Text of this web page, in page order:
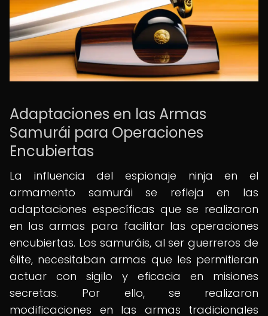
Adaptaciones en las Armas
Samurái para Operaciones
Encubiertas
La influencia del espionaje ninja en el
armamento samurái se refleja en las
adaptaciones específicas que se realizaron
en las armas para facilitar las operaciones
encubiertas. Los samuráis, al ser guerreros de
élite, necesitaban armas que les permitieran
actuar con sigilo y eficacia en misiones
secretas. Por ello, se realizaron
modificaciones en las armas tradicionales